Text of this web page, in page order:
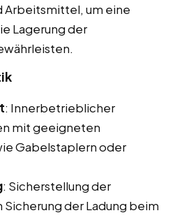
Arbeitsmittel, um eine
Lagerung der
: Innerbetrieblicher
mit geeigneten
Gabelstaplern oder
: Sicherstellung der
der Ladung beim